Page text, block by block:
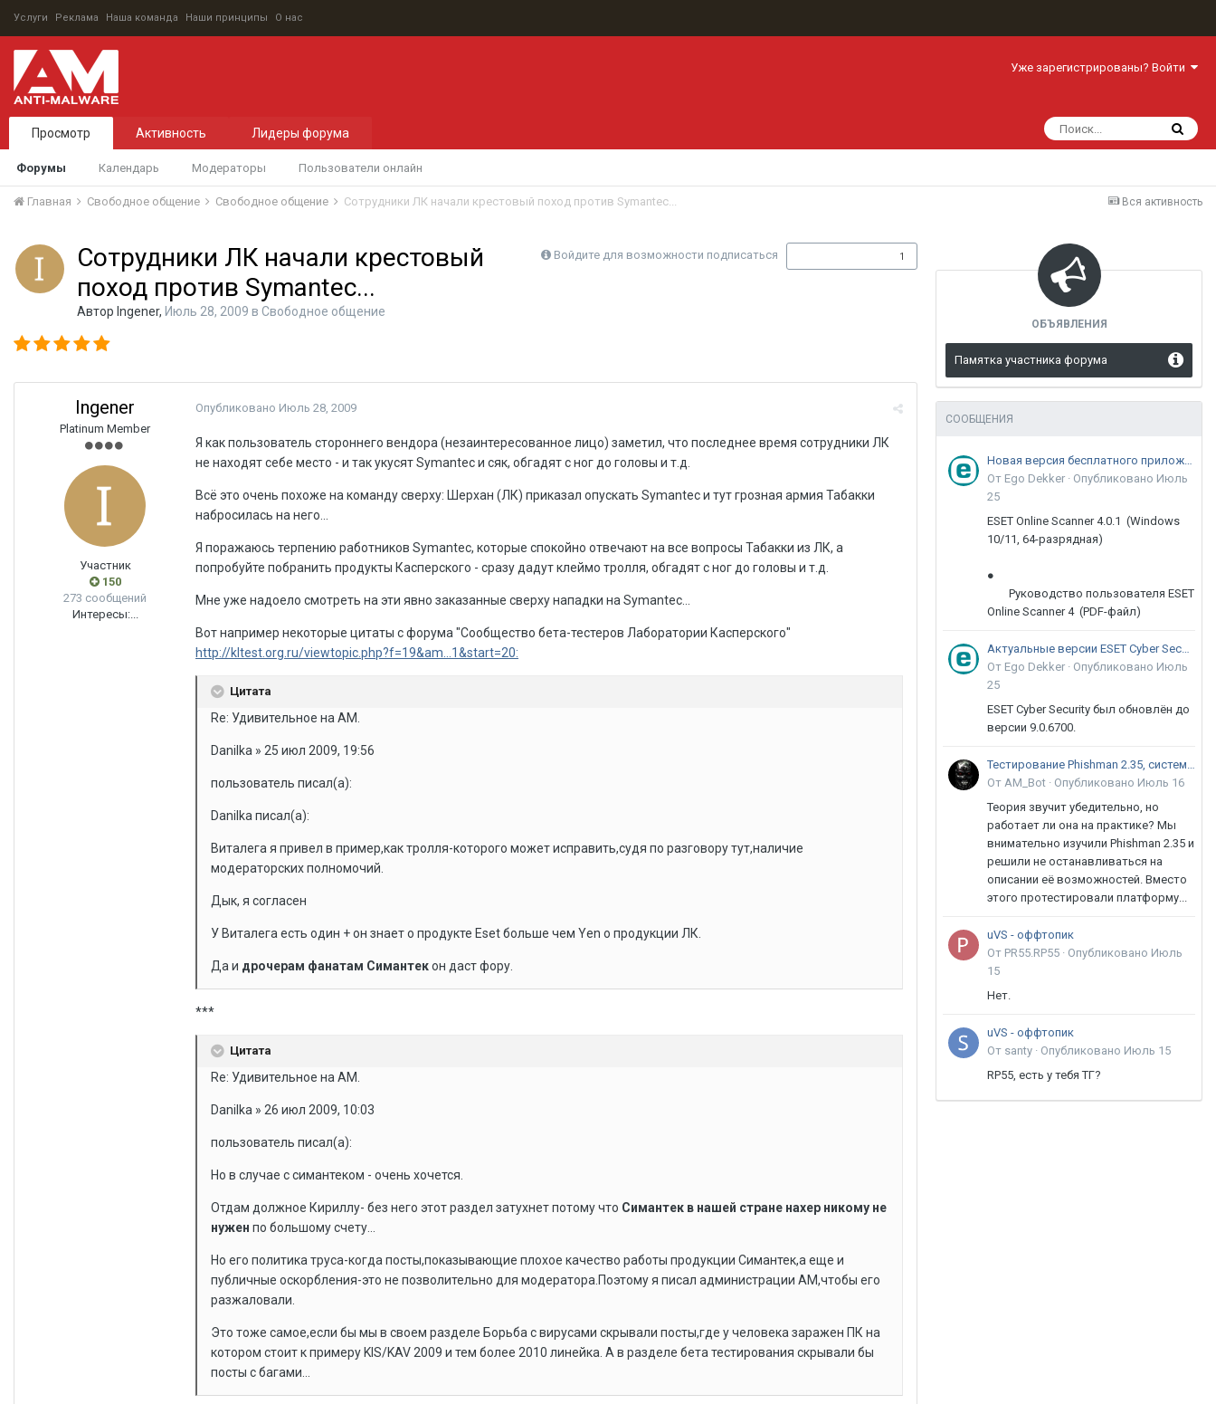
Услуги Реклама Наша команда Наши принципы О нас
Уже зарегистрированы? Войти
Просмотр
Форумы Календарь Модераторы Пользователи онлайн
Активность Лидеры форума
Вся активность
Главная Свободное общение Свободное общение Сотрудники ЛК начали крестовый поход против Symantec...
Войдите для возможности подписаться 1
Сотрудники ЛК начали крестовый
поход против Symantec...
Автор Ingener, Июль 28, 2009 в Свободное общение
Ingener
Platinum Member
Участник
150
273 сообщений
Интересы:...
Опубликовано Июль 28, 2009
Я как пользователь стороннего вендора (незаинтересованное лицо) заметил, что последнее время сотрудники ЛК
не находят себе место - и так укусят Symantec и сяк, обгадят с ног до головы и т.д.
Всё это очень похоже на команду сверху: Шерхан (ЛК) приказал опускать Symantec и тут грозная армия Табакки
набросилась на него...
Я поражаюсь терпению работников Symantec, которые спокойно отвечают на все вопросы Табакки из ЛК, а
попробуйте побранить продукты Касперского - сразу дадут клеймо тролля, обгадят с ног до головы и т.д.
Мне уже надоело смотреть на эти явно заказанные сверху нападки на Symantec...
Вот например некоторые цитаты с форума "Сообщество бета-тестеров Лаборатории Касперского"
http://kltest.org.ru/viewtopic.php?f=19&am...1&start=20:
Цитата
Re: Удивительное на АМ.
Danilka » 25 июл 2009, 19:56
пользователь писал(а):
Danilka писал(а):
Виталега я привел в пример,как тролля-которого может исправить,судя по разговору тут,наличие
модераторских полномочий.
Дык, я согласен
У Виталега есть один + он знает о продукте Eset больше чем Yen о продукции ЛК.
Да и дрочерам фанатам Симантекон даст фору.
***
Цитата
Re: Удивительное на АМ.
Danilka » 26 июл 2009, 10:03
пользователь писал(а):
Но в случае с симантеком - очень хочется.
Отдам должное Кириллу- без него этот раздел затухнет потому что Симантек в нашей стране нахер никому не
нужен по большому счету...
Но его политика труса-когда посты,показывающие плохое качество работы продукции Симантек,а еще и
публичные оскорбления-это не позволительно для модератора.Поэтому я писал администрации АМ,чтобы его
разжаловали.
Это тоже самое,если бы мы в своем разделе Борьба с вирусами скрывали посты,где у человека заражен ПК на
котором стоит к примеру KIS/KAV 2009 и тем более 2010 линейка. А в разделе бета тестирования скрывали бы
посты с багами...
ОБЪЯВЛЕНИЯ
Памятка участника форума
СООБЩЕНИЯ
Новая версия бесплатного приложения ESET Online Scanner доступна пользователям
От Ego Dekker · Опубликовано Июль
25
ESET Online Scanner 4.0.1 (Windows
10/11, 64-разрядная)
●
Руководство пользователя ESET
Online Scanner 4 (PDF-файл)
Актуальные версии ESET Cyber Security 9
От Ego Dekker · Опубликовано Июль
25
ESET Cyber Security был обновлён до
версии 9.0.6700.
Тестирование Phishman 2.35, системы повышения осведомлённости пользователей в сфере ИБ
От AM_Bot · Опубликовано Июль 16
Теория звучит убедительно, но
работает ли она на практике? Мы
внимательно изучили Phishman 2.35 и
решили не останавливаться на
описании её возможностей. Вместо
этого протестировали платформу...
uVS - оффтопик
От PR55.RP55 · Опубликовано Июль
15
Нет.
uVS - оффтопик
От santy · Опубликовано Июль 15
RP55, есть у тебя ТГ?